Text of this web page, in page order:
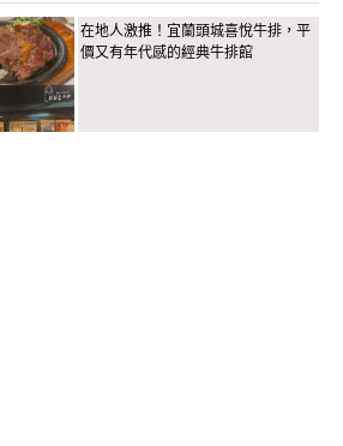
在地人激推！宜蘭頭城喜悅牛排，平
價又有年代感的經典牛排館